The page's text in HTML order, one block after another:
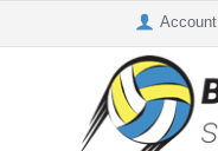
Account